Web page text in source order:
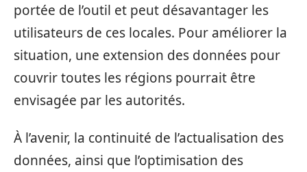
portée de l’outil et peut désavantager les
utilisateurs de ces locales. Pour améliorer la
situation, une extension des données pour
couvrir toutes les régions pourrait être
envisagée par les autorités.
À l’avenir, la continuité de l’actualisation des
données, ainsi que l’optimisation des